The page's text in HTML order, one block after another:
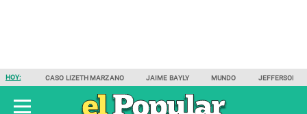
HOY: CASO LIZETH MARZANO JAIME BAYLY MUNDO JEFFERSON